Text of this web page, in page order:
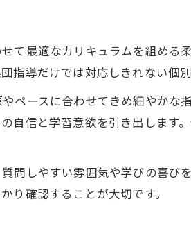
庭での関わり方
の家庭実践アイデア
学習に活かす発想
実践例
成の取り組み
導塾の実例紹介
カリキュラム事例
て最適なカリキュラムを組める
導だけでは対応しきれない個
ペースに合わせてきめ細やか
自信と学習意欲を引き出します
問しやすい雰囲気や学びの喜び
り確認することが大切です。